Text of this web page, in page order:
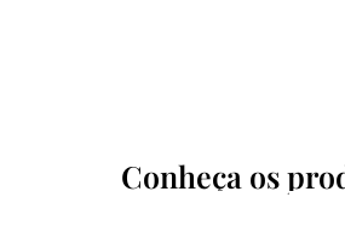
Conheça os